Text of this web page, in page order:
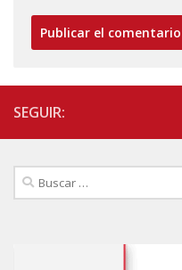
SEGUIR:
Buscar: